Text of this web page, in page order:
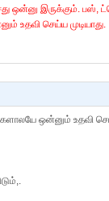
ஒன்னு இருக்கும்.
உதவி செய்ய முடியாது.
ஒன்னும் உதவி செய்ய